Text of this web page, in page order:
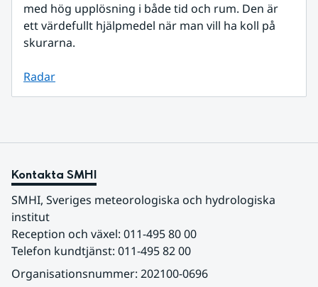
med hög upplösning i både tid och rum. Den är
ett värdefullt hjälpmedel när man vill ha koll på
skurarna.
Radar
Kontakta SMHI
SMHI, Sveriges meteorologiska och hydrologiska
institut
Reception och växel: 011-495 80 00
Telefon kundtjänst: 011-495 82 00
Organisationsnummer: 202100-0696